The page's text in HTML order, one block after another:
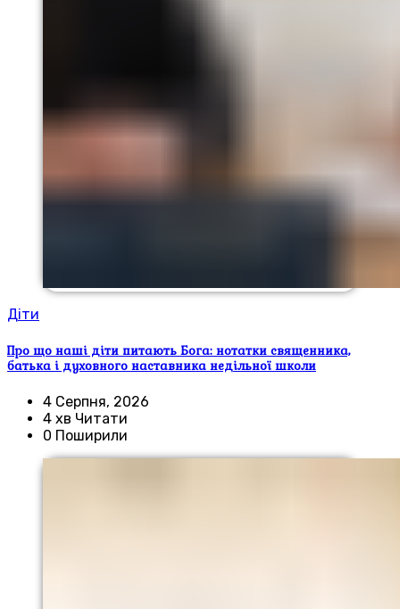
Діти
Про що наші діти питають Бога: нотатки священника,
батька і духовного наставника недільної школи
4 Серпня, 2026
4 хв Читати
0 Поширили